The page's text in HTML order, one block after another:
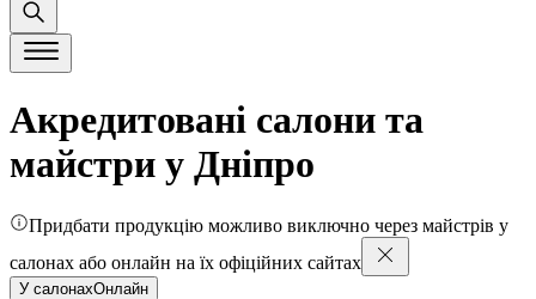
Акредитовані салони та
майстри у Дніпро
Придбати продукцію можливо виключно через майстрів у
салонах або онлайн на їх офіційних сайтах
У салонахОнлайн